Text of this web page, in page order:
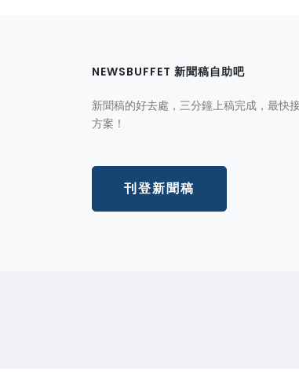
NEWSBUFFET 新聞稿自助吧
新聞稿的好去處，三分鐘上稿完成，最快
方案！
刊登新聞稿